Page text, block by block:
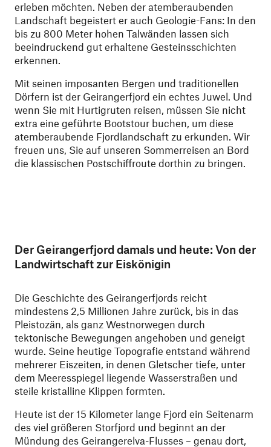
erleben möchten. Neben der atemberaubenden
Landschaft begeistert er auch Geologie-Fans: In den
bis zu 800 Meter hohen Talwänden lassen sich
beeindruckend gut erhaltene Gesteinsschichten
erkennen.
Mit seinen imposanten Bergen und traditionellen
Dörfern ist der Geirangerfjord ein echtes Juwel. Und
wenn Sie mit Hurtigruten reisen, müssen Sie nicht
extra eine geführte Bootstour buchen, um diese
atemberaubende Fjordlandschaft zu erkunden. Wir
freuen uns, Sie auf unseren Sommerreisen an Bord
die klassischen Postschiffroute dorthin zu bringen.
Der Geirangerfjord damals und heute: Von der
Landwirtschaft zur Eiskönigin
Die Geschichte des Geirangerfjords reicht
mindestens 2,5 Millionen Jahre zurück, bis in das
Pleistozän, als ganz Westnorwegen durch
tektonische Bewegungen angehoben und geneigt
wurde. Seine heutige Topografie entstand während
mehrerer Eiszeiten, in denen Gletscher tiefe, unter
dem Meeresspiegel liegende Wasserstraßen und
steile kristalline Klippen formten.
Heute ist der 15 Kilometer lange Fjord ein Seitenarm
des viel größeren Storfjord und beginnt an der
Mündung des Geirangerelva-Flusses – genau dort,